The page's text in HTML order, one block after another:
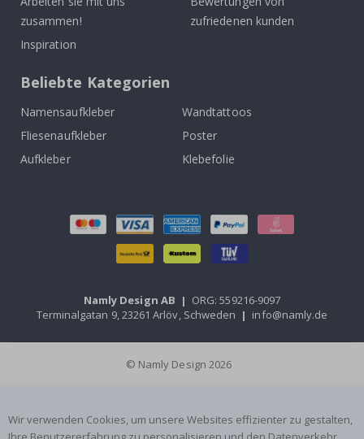
zusammen!
Inspiration
zufriedenen kunden
Beliebte Kategorien
Namensaufkleber
Wandtattoos
Fliesenaufkleber
Poster
Aufkleber
Klebefolie
Namly Design AB | ORG: 559216-9097
Terminalgatan 9, 23261 Arlöv, Schweden | info@namly.de
© Namly Design 2026
Wir verwenden Cookies, um unsere Websites effizienter zu gestalten,